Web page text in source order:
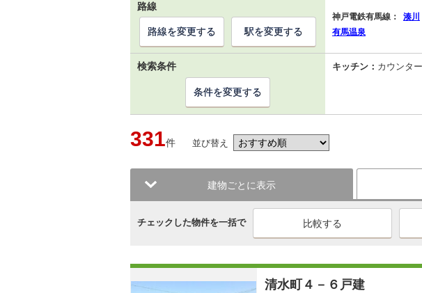
路線
神戸電鉄有馬線： 湊川
有馬温泉
路線を変更する 駅を変更する
検索条件 キッチン： カウンタ
条件を変更する
331件 並び替え
建物ごとに表示
チェックした物件を一括で
清水町４－６戸建